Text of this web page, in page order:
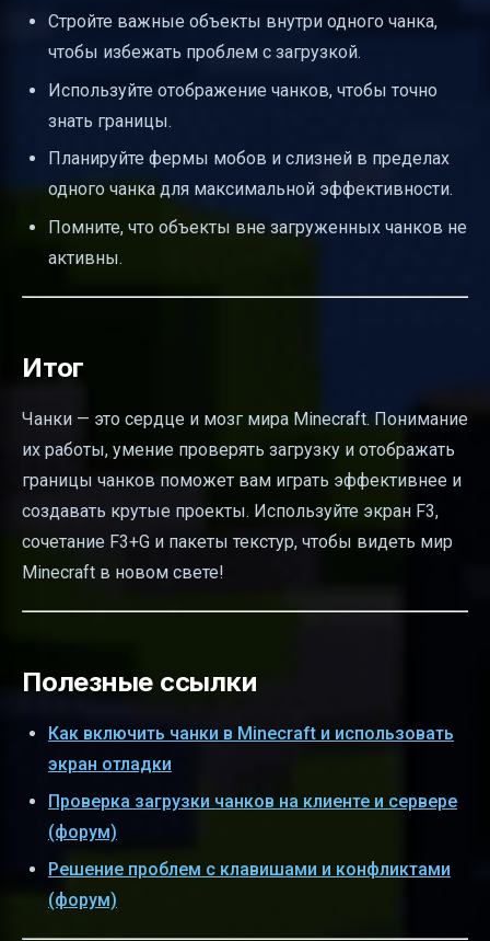
Стройте важные объекты внутри одного чанка,
чтобы избежать проблем с загрузкой.
Используйте отображение чанков, чтобы точно
знать границы.
Планируйте фермы мобов и слизней в пределах
одного чанка для максимальной эффективности.
Помните, что объекты вне загруженных чанков не
активны.
Итог
Чанки — это сердце и мозг мира Minecraft. Понимание
их работы, умение проверять загрузку и отображать
границы чанков поможет вам играть эффективнее и
создавать крутые проекты. Используйте экран F3,
сочетание F3+G и пакеты текстур, чтобы видеть мир
Minecraft в новом свете!
Полезные ссылки
Как включить чанки в Minecraft и использовать
экран отладки
Проверка загрузки чанков на клиенте и сервере
(форум)
Решение проблем с клавишами и конфликтами
(форум)